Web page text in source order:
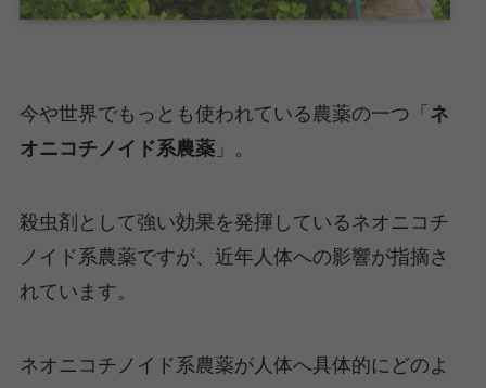
今や世界でもっとも使われている農薬の一つ「 ネ
オニコチノイド系農薬」。
殺虫剤として強い効果を発揮しているネオニコチ
ノイド系農薬ですが、近年人体への影響が指摘さ
れています。
ネオニコチノイド系農薬が人体へ具体的にどのよ